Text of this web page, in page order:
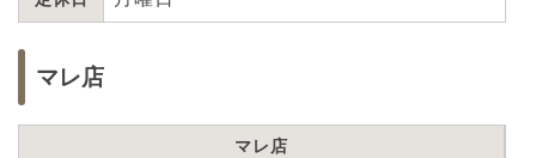
マレ店
マレ店